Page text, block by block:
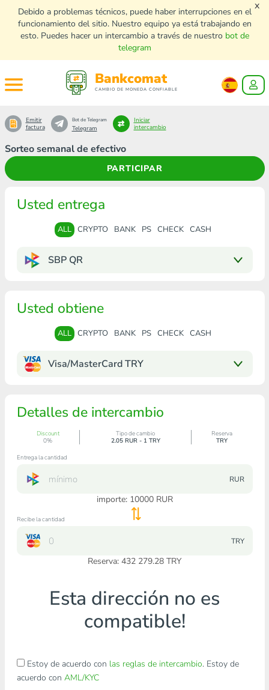
Debido a problemas técnicos, puede haber interrupciones en el
funcionamiento del sitio. Nuestro equipo ya está trabajando en
esto. Puedes hacer un intercambio a través de nuestro bot de
telegram
x
Bankcomat
CAMBIO DE MONEDA CONFIABLE
Sorteo semanal de efectivo
PARTICIPAR
Emitir
factura
Bot de Telegram
Telegram
Iniciar
intercambio
Usted entrega
ALL CRYPTO BANK PS CHECK CASH
SBP QR
Usted obtiene
ALL CRYPTO BANK PS CHECK CASH
Visa/MasterCard TRY
Detalles de intercambio
Discount
0%
Tipo de cambio
2.05 RUR - 1 TRY
Reserva
TRY
Entrega la cantidad
RUR
importe: 10000RUR
Recibe la cantidad
TRY
Reserva: 432 279.28 TRY
Esta dirección no es
compatible!
Estoy de acuerdo con las reglas de intercambio. Estoy de
acuerdo con AML/KYC